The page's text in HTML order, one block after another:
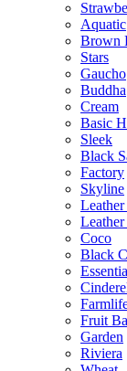
Aquatic
Brown
Stars
Gaucho
Buddha
Cream
Basic
Sleek
Black
Factory
Skyline
Coco
Black
Fruit
Garden
Riviera